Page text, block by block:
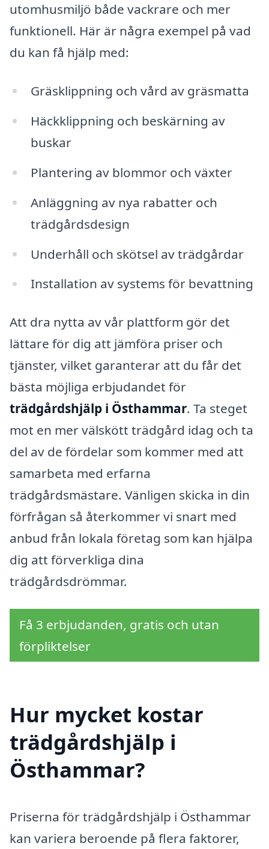
utomhusmiljö både vackrare och mer
funktionell. Här är några exempel på vad
du kan få hjälp med:
Gräsklippning och vård av gräsmatta
Häckklippning och beskärning av
buskar
Plantering av blommor och växter
Anläggning av nya rabatter och
trädgårdsdesign
Underhåll och skötsel av trädgårdar
Installation av systems för bevattning
Att dra nytta av vår plattform gör det
lättare för dig att jämföra priser och
tjänster, vilket garanterar att du får det
bästa möjliga erbjudandet för
trädgårdshjälp i Östhammar. Ta steget
mot en mer välskött trädgård idag och ta
del av de fördelar som kommer med att
samarbeta med erfarna
trädgårdsmästare. Vänligen skicka in din
förfrågan så återkommer vi snart med
anbud från lokala företag som kan hjälpa
dig att förverkliga dina
trädgårdsdrömmar.
Få 3 erbjudanden, gratis och utan
förpliktelser
Hur mycket kostar
trädgårdshjälp i
Östhammar?
Priserna för trädgårdshjälp i Östhammar
kan variera beroende på flera faktorer,